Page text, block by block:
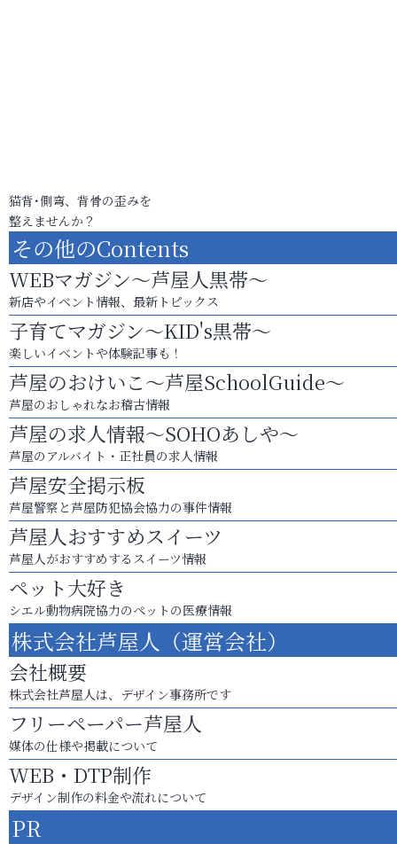
猫背･側弯、背骨の歪みを
整えませんか？
その他のContents
WEBマガジン～芦屋人黒帯～
新店やイベント情報、最新トピックス
子育てマガジン～KID's黒帯～
楽しいイベントや体験記事も！
芦屋のおけいこ～芦屋SchoolGuide～
芦屋のおしゃれなお稽古情報
芦屋の求人情報～SOHOあしや～
芦屋のアルバイト・正社員の求人情報
芦屋安全掲示板
芦屋警察と芦屋防犯協会協力の事件情報
芦屋人おすすめスイーツ
芦屋人がおすすめするスイーツ情報
ペット大好き
シエル動物病院協力のペットの医療情報
株式会社芦屋人（運営会社）
会社概要
株式会社芦屋人は、デザイン事務所です
フリーペーパー芦屋人
媒体の仕様や掲載について
WEB・DTP制作
デザイン制作の料金や流れについて
PR